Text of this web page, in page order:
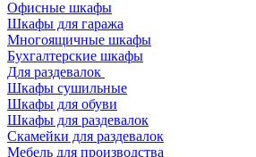
Офисные шкафы
Шкафы для гаража
Многоящичные шкафы
Бухгалтерские шкафы
Для раздевалок
Шкафы сушильные
Шкафы для обуви
Шкафы для раздевалок
Скамейки для раздевалок
Мебель для производства